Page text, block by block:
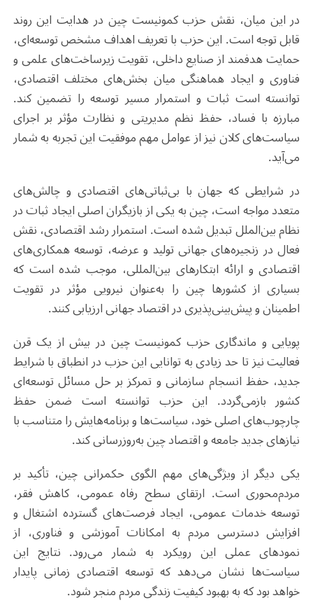
در این میان، نقش حزب کمونیست چین در هدایت این روند
قابل توجه است. این حزب با تعریف اهداف مشخص توسعه‌ای،
حمایت هدفمند از صنایع داخلی، تقویت زیرساخت‌های علمی و
فناوری و ایجاد هماهنگی میان بخش‌های مختلف اقتصادی،
توانسته است ثبات و استمرار مسیر توسعه را تضمین کند.
مبارزه با فساد، حفظ نظم مدیریتی و نظارت مؤثر بر اجرای
سیاست‌های کلان نیز از عوامل مهم موفقیت این تجربه به شمار
می‌آید.
در شرایطی که جهان با بی‌ثباتی‌های اقتصادی و چالش‌های
متعدد مواجه است، چین به یکی از بازیگران اصلی ایجاد ثبات در
نظام بین‌الملل تبدیل شده است. استمرار رشد اقتصادی، نقش
فعال در زنجیره‌های جهانی تولید و عرضه، توسعه همکاری‌های
اقتصادی و ارائه ابتکارهای بین‌المللی، موجب شده است که
بسیاری از کشورها چین را به‌عنوان نیرویی مؤثر در تقویت
اطمینان و پیش‌بینی‌پذیری در اقتصاد جهانی ارزیابی کنند.
پویایی و ماندگاری حزب کمونیست چین در بیش از یک قرن
فعالیت نیز تا حد زیادی به توانایی این حزب در انطباق با شرایط
جدید، حفظ انسجام سازمانی و تمرکز بر حل مسائل توسعه‌ای
کشور بازمی‌گردد. این حزب توانسته است ضمن حفظ
چارچوب‌های اصلی خود، سیاست‌ها و برنامه‌هایش را متناسب با
نیازهای جدید جامعه و اقتصاد چین به‌روزرسانی کند.
یکی دیگر از ویژگی‌های مهم الگوی حکمرانی چین، تأکید بر
مردم‌محوری است. ارتقای سطح رفاه عمومی، کاهش فقر،
توسعه خدمات عمومی، ایجاد فرصت‌های گسترده اشتغال و
افزایش دسترسی مردم به امکانات آموزشی و فناوری، از
نمودهای عملی این رویکرد به شمار می‌رود. نتایج این
سیاست‌ها نشان می‌دهد که توسعه اقتصادی زمانی پایدار
خواهد بود که به بهبود کیفیت زندگی مردم منجر شود.